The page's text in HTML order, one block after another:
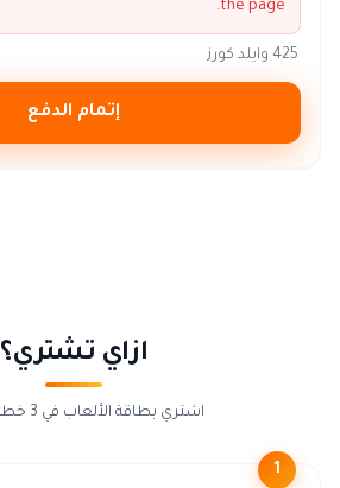
the page.
425 وايلد كورز
إتمام الدفع
ازاي تشتري؟
اشتري بطاقة الألعاب في 3 خطوات بس
1